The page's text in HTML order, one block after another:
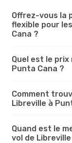
Offrez-vous la
flexible pour
Cana ?
Quel est le
Punta Cana ?
Comment
Libreville à
Quand est le
vol de